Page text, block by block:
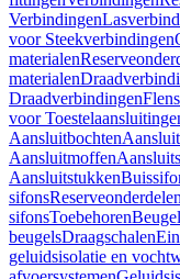
Verbindingen
voor Steekverbindingen
materialen
materialen
Draadverbindingen
voor
Aansluitbochten
Aansluitmoffen
Aansluitstukken
sifons
sifonsToebehoren
beugelsDraagschalen
geluidsisolatie en